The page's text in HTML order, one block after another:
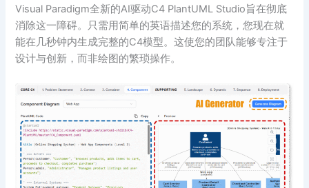
Visual Paradigm全新的AI驱动C4 PlantUML Studio旨在彻底
消除这一障碍。只需用简单的英语描述您的系统，您现在就
能在几秒钟内生成完整的C4模型。这使您的团队能够专注于
设计与创新，而非绘图的繁琐操作。